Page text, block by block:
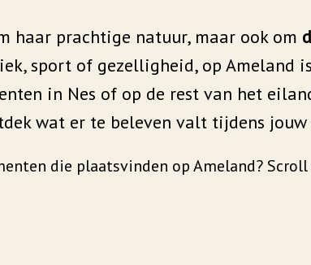
haar prachtige natuur, maar ook om
sport of gezelligheid, op
in Nes of op de rest van het
wat er te beleven valt tijdens
die plaatsvinden op Ameland? Scroll